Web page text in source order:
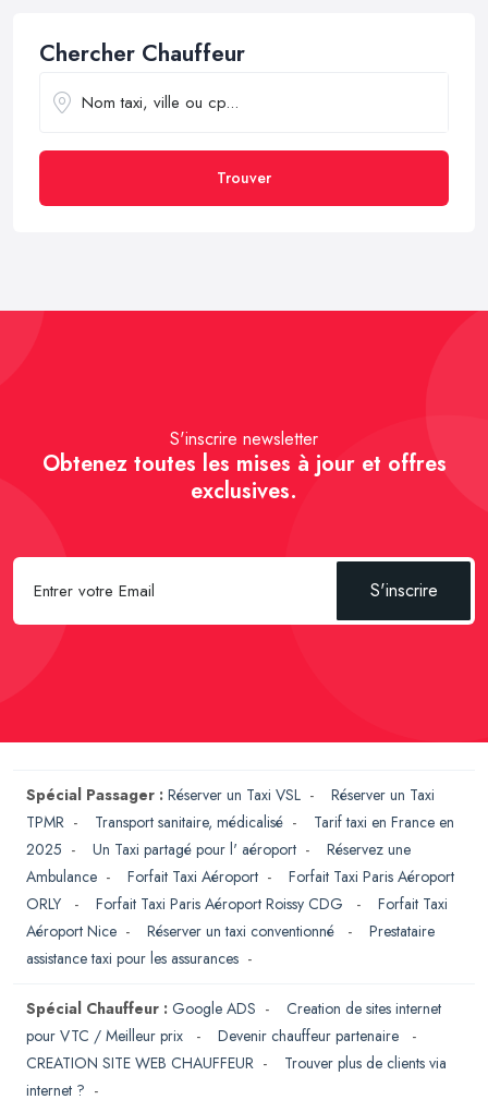
Chercher Chauffeur
Trouver
S'inscrire newsletter
Obtenez toutes les mises à jour et offres
exclusives.
S'inscrire
Spécial Passager : Réserver un Taxi VSL - Réserver un Taxi
TPMR - Transport sanitaire, médicalisé - Tarif taxi en France en
2025 - Un Taxi partagé pour l' aéroport - Réservez une
Ambulance - Forfait Taxi Aéroport - Forfait Taxi Paris Aéroport
ORLY
- Forfait Taxi Paris Aéroport Roissy CDG - Forfait Taxi
Aéroport Nice - Réserver un taxi conventionné - Prestataire
assistance taxi pour les assurances -
Spécial Chauffeur : Google ADS - Creation de sites internet
pour VTC / Meilleur prix
- Devenir chauffeur partenaire
-
CREATION SITE WEB CHAUFFEUR - Trouver plus de clients via
internet ? -